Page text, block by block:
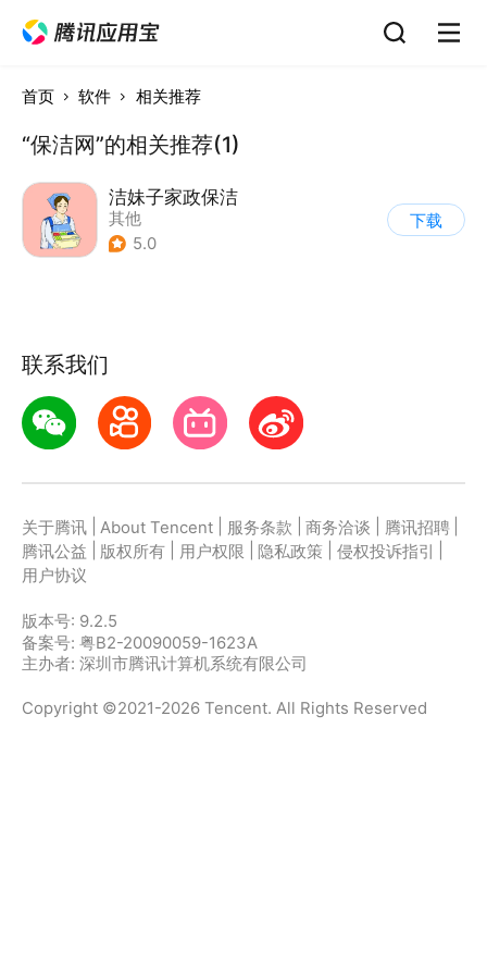
首页 软件 相关推荐
“保洁网”的相关推荐(1)
洁妹子家政保洁
其他
5.0
下载
联系我们
关于腾讯 About Tencent 服务条款 商务洽谈 腾讯招聘
腾讯公益
版权所有 用户权限 隐私政策 侵权投诉指引
用户协议
版本号: 9.2.5
备案号: 粤B2-20090059-1623A
主办者: 深圳市腾讯计算机系统有限公司
Copyright ©2021-2026 Tencent. All Rights Reserved